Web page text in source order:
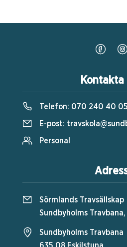
Kontakta
Telefon: 070 240 40 05
E-post:
Personal
Sörmlands Travsällskap
Sundbyholms
Sundbyholms Travbana